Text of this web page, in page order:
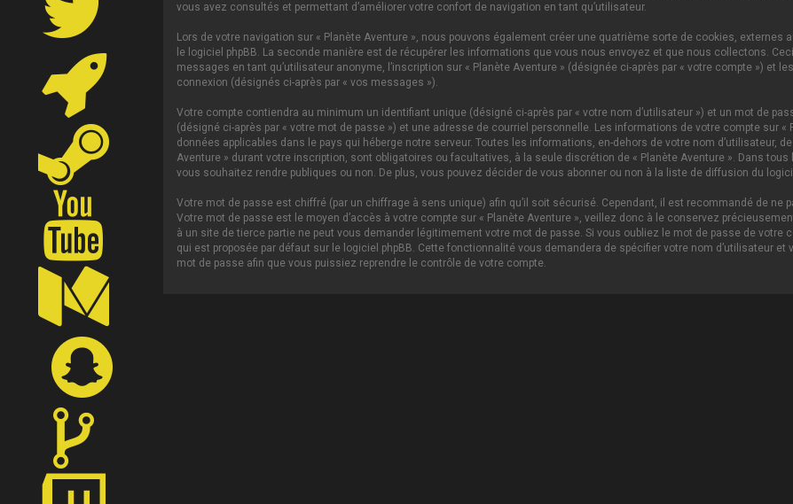
vous avez consultés et permettant d’améliorer votre confort de navigation en tant qu’utilisateur.
Lors de votre navigation sur « Planète Aventure », nous pouvons également créer une quatrième sorte de cookies,
le logiciel phpBB. La seconde manière est de récupérer les informations que vous nous envoyez et que nous collectons.
messages en tant qu’utilisateur anonyme, l’inscription sur « Planète Aventure » (désignée ci-après par « votre compte ») et
connexion (désignés ci-après par « vos messages »).
Votre compte contiendra au minimum un identifiant unique (désigné ci-après par « votre nom d’utilisateur ») et un mot de
(désigné ci-après par « votre mot de passe ») et une adresse de courriel personnelle. Les informations de votre compte sur
données applicables dans le pays qui héberge notre serveur. Toutes les informations, en-dehors de votre nom d’utilisateur,
Aventure » durant votre inscription, sont obligatoires ou facultatives, à la seule discrétion de « Planète Aventure ». Dans
vous souhaitez rendre publiques ou non. De plus, vous pouvez décider de vous abonner ou non à la liste de diffusion du
Votre mot de passe est chiffré (par un chiffrage à sens unique) afin qu’il soit sécurisé. Cependant, il est recommandé de
Votre mot de passe est le moyen d’accès à votre compte sur « Planète Aventure », veillez donc à le conservez
à un site de tierce partie ne peut vous demander légitimement votre mot de passe. Si vous oubliez le mot de passe de votre
qui est proposée par défaut sur le logiciel phpBB. Cette fonctionnalité vous demandera de spécifier votre nom d’utilisateur
mot de passe afin que vous puissiez reprendre le contrôle de votre compte.